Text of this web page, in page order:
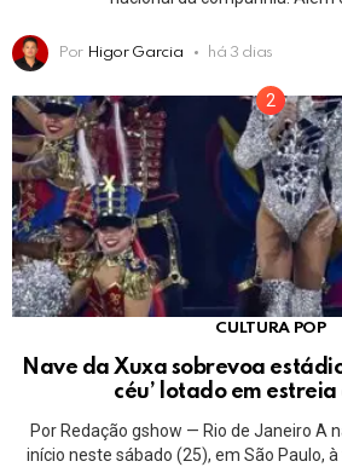
Por Higor Garcia há 3 dias
CULTURA POP
Nave da Xuxa sobrevoa
céu’ lotado em
Por Redação gshow — Rio de Janeiro A
início neste sábado (25), em São Paulo,